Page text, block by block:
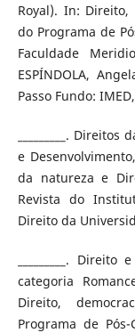
Royal). In:
do Programa de
Faculdade
ESPÍNDOLA,
Passo Fundo:
_________.
e
da natureza e
Revista do
Direito da
_________.
categoria
Direito,
Programa de